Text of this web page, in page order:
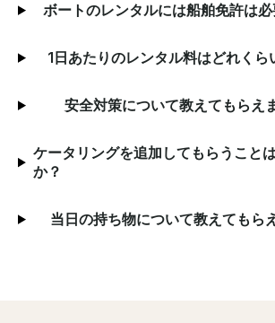
ボートのレンタルには船舶免許は必
1日あたりのレンタル料はどれくら
安全対策について教えてもらえ
ケータリングを追加してもらうこと
か？
当日の持ち物について教えてもら